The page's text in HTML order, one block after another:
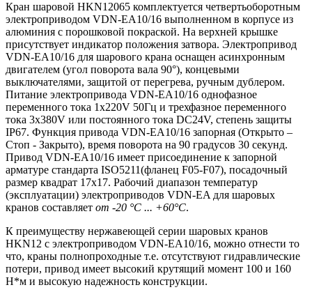
Кран шаровой HKN12065 комплектуется четвертьоборотным
электроприводом VDN-EA10/16 выполненном в корпусе из
алюминия с порошковой покраской. На верхней крышке
присутствует индикатор положения затвора. Электропривод
VDN-EA10/16 для шарового крана оснащен асинхронным
двигателем (угол поворота вала 90°), концевыми
выключателями, защитой от перегрева, ручным дублером.
Питание электропривода VDN-EA10/16 однофазное
переменного тока 1x220V 50Гц и трехфазное переменного
тока 3x380V или постоянного тока DC24V, степень защиты
IP67. Функция привода VDN-EA10/16 запорная (Открыто –
Стоп - Закрыто), время поворота на 90 градусов 30 секунд.
Привод VDN-EA10/16 имеет присоединение к запорной
арматуре стандарта ISO5211(фланец F05-F07), посадочный
размер квадрат 17x17. Рабочий диапазон температур
(эксплуатации) электроприводов VDN-EA для шаровых
кранов составляет от -20 °С ... +60°С.
К преимуществу нержавеющей серии шаровых кранов
HKN12 с электроприводом VDN-EA10/16, можно отнести то
что, краны полнопроходные т.е. отсутствуют гидравлические
потери, привод имеет высокий крутящий момент 100 и 160
Н*м и высокую надежность конструкции.